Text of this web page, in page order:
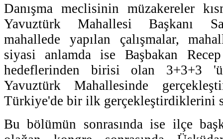
Danışma meclisinin müzakereler
Yavuztürk Mahallesi Başkanı
mahallede yapılan çalışmalar,
siyasi anlamda ise Başbakan
hedeflerinden birisi olan 3+3+3
Yavuztürk Mahallesinde
Türkiye'de bir ilk gerçekleştirdiklerini
Bu bölümün sonrasında ise ilçe